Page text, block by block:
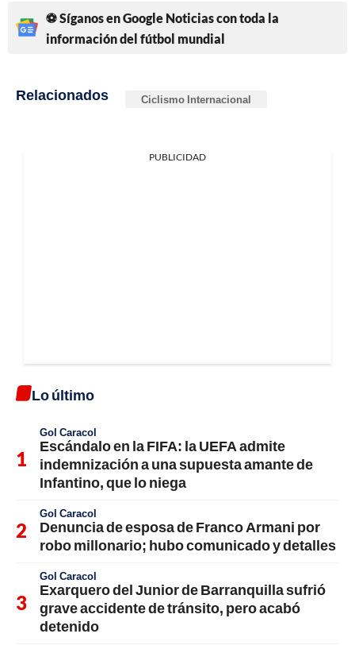
⚽ Síganos en Google Noticias con toda la
información del fútbol mundial
Relacionados Ciclismo Internacional
PUBLICIDAD
Lo último
Gol Caracol
Escándalo en la FIFA: la UEFA admite
indemnización a una supuesta amante de
Infantino, que lo niega
Gol Caracol
Denuncia de esposa de Franco Armani por
robo millonario; hubo comunicado y detalles
Gol Caracol
Exarquero del Junior de Barranquilla sufrió
grave accidente de tránsito, pero acabó
detenido